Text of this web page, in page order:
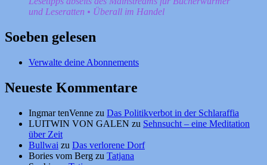
und Leseratten • Überall im Handel
Soeben gelesen
Verwalte deine Abonnements
Neueste Kommentare
Ingmar tenVenne zu Das Politikverbot in der Schlaraffia
LUITWIN VON GALEN zu Sehnsucht – eine Meditation
über Zeit
Bullwai zu Das verlorene Dorf
Bories vom Berg zu Tatjana